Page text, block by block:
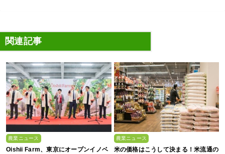
関連記事
農業ニュース
Oishii Farm、東京にオープンイノベ
農業ニュース
米の価格はこうして決まる！米流通の